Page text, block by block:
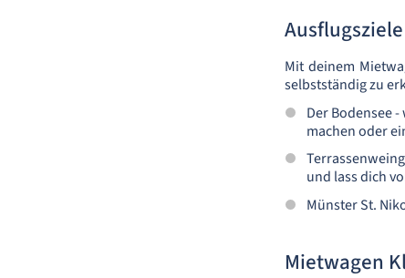
Mit deinem
selbstständig zu
Der Bodensee
machen oder
und lass dich
Münster St.
Mietwagen